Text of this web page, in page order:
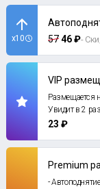
x10
5746 ₽-
VIP
Размещается
Увидит в 2
23 ₽
Premium
-